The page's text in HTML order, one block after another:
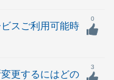
スご利用可能時
0
更するにはどの
3